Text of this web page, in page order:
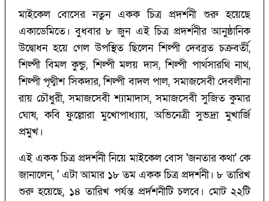
মাইকেল বোসের নতুন একক চিত্র প্রদর্শনী শুরু হয়েছে
একাডেমিতে। বুধবার ৮ জুন এই চিত্র প্রদর্শনীর আনুষ্ঠানিক
উদ্বোধন হয়ে গেল উপস্থিত ছিলেন শিল্পী দেবব্রত চক্রবর্তী,
শিল্পী বিমল কুন্ডু, শিল্পী মলয় দাস, শিল্পী পার্থসারথি নাথ,
শিল্পী পৃথ্বীশ সিকদার, শিল্পী বাদল পাল, সমাজসেবী দেবলীনা
রায় চৌধুরী, সমাজসেবী শ্যামাদাস, সমাজসেবী সুজিত কুমার
ঘোষ, কবি ফুল্লোরা মুখোপাধ্যায়, অভিনেত্রী সুভদ্রা মুখার্জি
প্রমুখ।
এই একক চিত্র প্রদর্শনী নিয়ে মাইকেল বোস 'জনতার কথা' কে
জানালেন, ' এটা আমার ১৮ তম একক চিত্র প্রদর্শনী। ৮ তারিখ
শুরু হয়েছে, ১৪ তারিখ পর্যন্ত প্রর্দশনীটি চলবে। মোট ২২টি